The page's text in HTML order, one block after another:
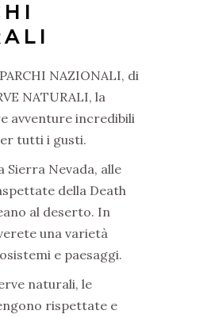
NAZIONALI, di
NATURALI, la
avventure incredibili
tutti i gusti.
Sierra Nevada, alle
della Death
al deserto. In
una varietà
e paesaggi.
naturali, le
rispettate e